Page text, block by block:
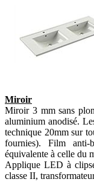
Miroir
Miroir 3 mm sans
aluminium anodisé.
technique 20mm sur
fournies). Film
équivalente à celle du
Applique LED à
classe II,